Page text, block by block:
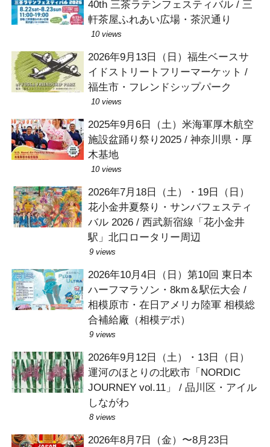
40th 三茶ラテンフェスティバル / 三
軒茶屋ふれあい広場・茶沢通り
10 views
2026年9月13日（日）福生ベースサ
イドストリートフリーマーケット /
福生市・フレンドシップパーク
10 views
2025年9月6日（土）米海軍厚木航空
施設盆踊り祭り2025 / 神奈川県・厚
木基地
10 views
2026年7月18日（土）・19日（日）
花小金井夏祭り・サンバフェスティ
バル 2026 / 西武新宿線「花小金井
駅」北口ロータリー周辺
9 views
2026年10月4日（日）第10回 東日本
ハーフマラソン・8km＆駅伝大会 /
相模原市・在日アメリカ陸軍 相模総
合補給廠（相模デポ）
9 views
2026年9月12日（土）・13日（日）
運河のほとりの北欧市「NORDIC
JOURNEY vol.11」 / 品川区・アイル
しながわ
8 views
2026年8月7日（金）〜8月23日